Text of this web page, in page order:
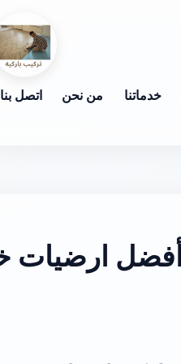
خدماتنا من نحن اتصل بنا
أفضل ارضيات